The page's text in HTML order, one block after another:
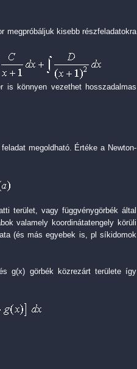
megpróbáljuk kisebb részfeladatokra
is könnyen vezethet hosszadalmas
megoldható. Értéke a Newton-
terület, vagy függvénygörbék által
valamely koordinátatengely körüli
(és más egyebek is, pl síkidomok
g(x) görbék közrezárt területe így